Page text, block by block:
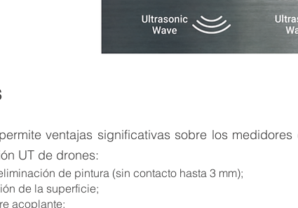
permite ventajas significativas sobre los
UT de drones:
de pintura (sin contacto hasta 3 mm);
de la superficie;
acoplante;